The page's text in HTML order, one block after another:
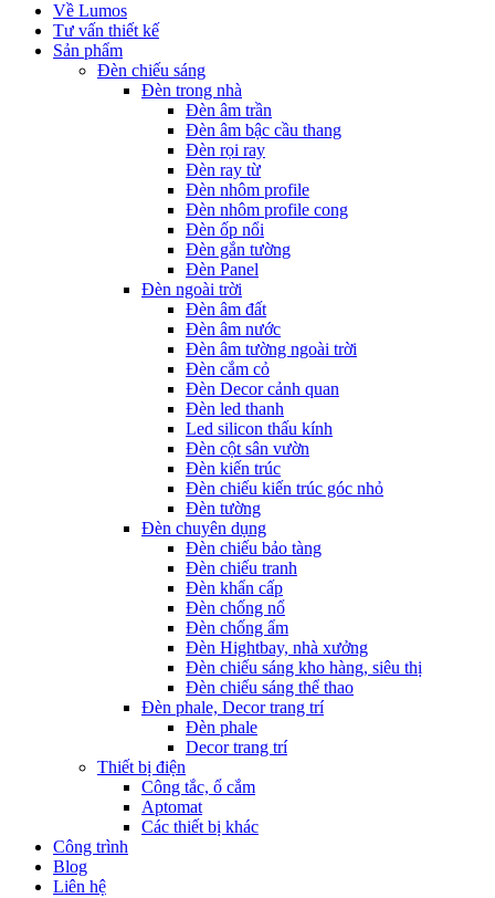
Về Lumos
Tư vấn thiết kế
Sản phẩm
Đèn chiếu sáng
Đèn trong nhà
Đèn âm trần
Đèn âm bậc cầu thang
Đèn rọi ray
Đèn ray từ
Đèn nhôm profile
Đèn nhôm profile cong
Đèn ốp nổi
Đèn gắn tường
Đèn Panel
Đèn ngoài trời
Đèn âm đất
Đèn âm nước
Đèn âm tường ngoài trời
Đèn cắm cỏ
Đèn Decor cảnh quan
Đèn led thanh
Led silicon thấu kính
Đèn cột sân vườn
Đèn kiến trúc
Đèn chiếu kiến trúc góc nhỏ
Đèn tường
Đèn chuyên dụng
Đèn chiếu bảo tàng
Đèn chiếu tranh
Đèn khẩn cấp
Đèn chống nổ
Đèn chống ẩm
Đèn Hightbay, nhà xưởng
Đèn chiếu sáng kho hàng, siêu thị
Đèn chiếu sáng thể thao
Đèn phale, Decor trang trí
Đèn phale
Decor trang trí
Thiết bị điện
Công tắc, ổ cắm
Aptomat
Các thiết bị khác
Công trình
Blog
Liên hệ